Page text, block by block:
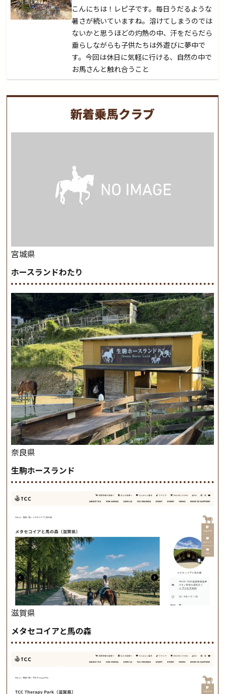
こんにちは！レピ子です。毎日うだるような
暑さが続いていますね。溶けてしまうのでは
ないかと思うほどの灼熱の中、汗をだらだら
垂らしながらも子供たちは外遊びに夢中で
す。今回は休日に気軽に行ける、自然の中で
お馬さんと触れ合うこと
新着乗馬クラブ
宮城県
ホースランドわたり
奈良県
生駒ホースランド
滋賀県
メタセコイアと馬の森